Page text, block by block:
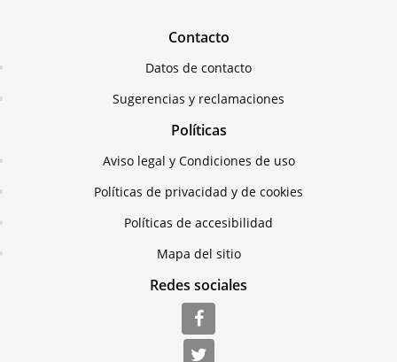
Contacto
Datos de contacto
Sugerencias y reclamaciones
Políticas
Aviso legal y Condiciones de uso
Políticas de privacidad y de cookies
Políticas de accesibilidad
Mapa del sitio
Redes sociales